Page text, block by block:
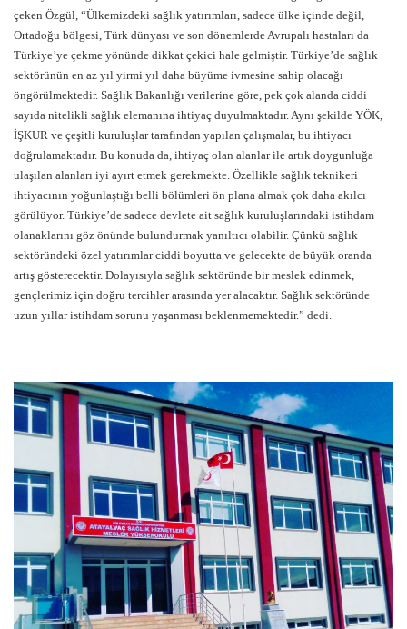
çeken Özgül, “Ülkemizdeki sağlık yatırımları, sadece ülke içinde değil,
Ortadoğu bölgesi, Türk dünyası ve son dönemlerde Avrupalı hastaları da
Türkiye’ye çekme yönünde dikkat çekici hale gelmiştir. Türkiye’de sağlık
sektörünün en az yıl yirmi yıl daha büyüme ivmesine sahip olacağı
öngörülmektedir. Sağlık Bakanlığı verilerine göre, pek çok alanda ciddi
sayıda nitelikli sağlık elemanına ihtiyaç duyulmaktadır. Aynı şekilde YÖK,
İŞKUR ve çeşitli kuruluşlar tarafından yapılan çalışmalar, bu ihtiyacı
doğrulamaktadır. Bu konuda da, ihtiyaç olan alanlar ile artık doygunluğa
ulaşılan alanları iyi ayırt etmek gerekmekte. Özellikle sağlık teknikeri
ihtiyacının yoğunlaştığı belli bölümleri ön plana almak çok daha akılcı
görülüyor. Türkiye’de sadece devlete ait sağlık kuruluşlarındaki istihdam
olanaklarını göz önünde bulundurmak yanıltıcı olabilir. Çünkü sağlık
sektöründeki özel yatırımlar ciddi boyutta ve gelecekte de büyük oranda
artış gösterecektir. Dolayısıyla sağlık sektöründe bir meslek edinmek,
gençlerimiz için doğru tercihler arasında yer alacaktır. Sağlık sektöründe
uzun yıllar istihdam sorunu yaşanması beklenmemektedir.” dedi.